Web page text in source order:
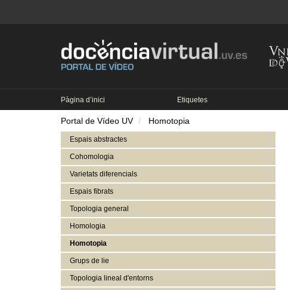
Pàgina d’inici Etiquetes
Portal de Vídeo UV Homotopia
Espais abstractes
Cohomologia
Varietats diferencials
Espais fibrats
Topologia general
Homologia
Homotopia
Grups de lie
Topologia lineal d'entorns